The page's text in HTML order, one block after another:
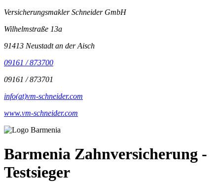
Versicherungsmakler Schneider GmbH
Wilhelmstraße 13a
91413 Neustadt an der Aisch
09161 / 873700
09161 / 873701
info(at)vm-schneider.com
www.vm-schneider.com
Barmenia Zahnversicherung -
Testsieger